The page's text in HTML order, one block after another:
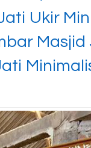
Ukir